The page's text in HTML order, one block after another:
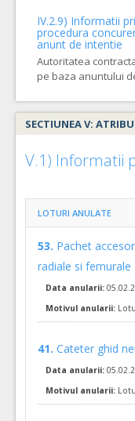
VALOAREA ESTIMATA
TVA:
30.300,00 - 2.030.500,00
51. Set de
COD CPV: 33111710-
TVA:
4.250,00 - 425.000,00
VALOAREA ESTIMATA
TVA:
6.200,00 - 496.000,00
46. Materiale
COD CPV: 33111710-
TVA:
17.700,00 - 159.400,00
IV.2.9) Informatii
procedura
anunt de intentie
Autoritatea
pe baza anuntului
SECTIUNEA V:
V.1) Informatii
LOTURI ANULATE
53. Pachet
radiale si femurale
Data anularii:
Motivul anularii:
41. Cateter ghid
Data anularii:
Motivul anularii: